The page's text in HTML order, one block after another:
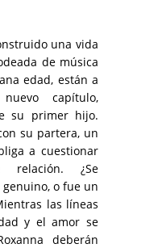
una vida
de música
edad, están a
capítulo,
su primer hijo.
su partera, un
a cuestionar
¿Se
o fue un
las líneas
y el amor se
deberán